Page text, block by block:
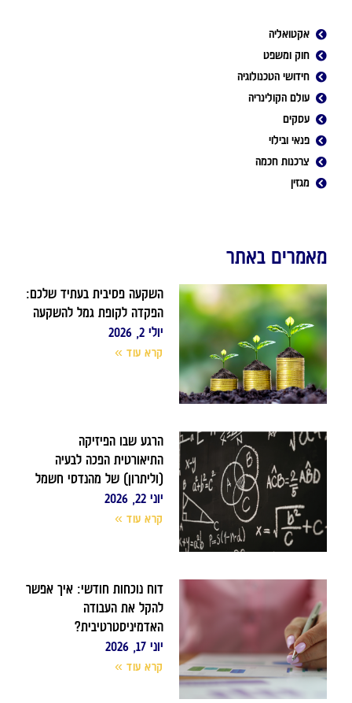
אקטואליה
חוק ומשפט
חידושי הטכנולוגיה
עולם הקולינריה
עסקים
פנאי ובילוי
צרכנות חכמה
מגזין
מאמרים באתר
השקעה פסיבית בעתיד שלכם:
הפקדה לקופת גמל להשקעה
יולי 2, 2026
קרא עוד »
הרגע שבו הפיזיקה
התיאורטית הפכה לבעיה
(וליתרון) של מהנדסי חשמל
יוני 22, 2026
קרא עוד »
דוח נוכחות חודשי: איך אפשר
להקל את העבודה
האדמיניסטרטיבית?
יוני 17, 2026
קרא עוד »